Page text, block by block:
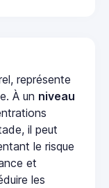
représente
À un niveau
il peut
le risque
et
les